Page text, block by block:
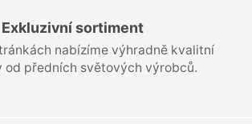
Exkluzivní sortiment
nabízíme výhradně kvalitní
od předních světových výrobců.